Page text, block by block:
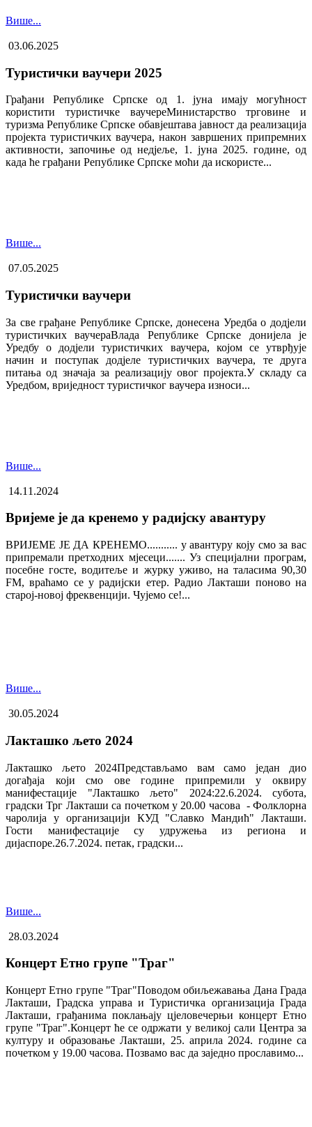
Више...
03.06.2025
Туристички ваучери 2025
Грађани Републике Српске од 1. јуна имају могућност
користити туристичке ваучере​Министарство трговине и
туризма Републике Српске обавјештава јавност да реализација
пројекта туристичких ваучера, након завршених припремних
активности, започиње од недјеље, 1. јуна 2025. године, од
када ће грађани Републике Српске моћи да искористе...
Више...
07.05.2025
Туристички ваучери
За све грађане Републике Српске, донесена Уредба о додјели
туристичких ваучера​Влада Републике Српске донијела је
Уредбу о додјели туристичких ваучера, којом се утврђује
начин и поступак додјеле туристичких ваучера, те друга
питања од значаја за реализацију овог пројекта.У складу са
Уредбом, вриједност туристичког ваучера износи...
Више...
14.11.2024
Вријеме је да кренемо у радијску авантуру
ВРИЈЕМЕ ЈЕ ДА КРЕНЕМО........... у авантуру коју смо за вас
припремали претходних мјесеци....... Уз специјални програм,
посебне госте, водитеље и журку уживо, на таласима 90,30
FM, враћамо се у радијски етер. Радио Лакташи поново на
старој-новој фреквенцији. Чујемо се!...
Више...
30.05.2024
Лакташко љето 2024
Лакташко љето 2024Представљамо вам само један дио
догађаја који смо ове године припремили у оквиру
манифестације "Лакташко љето" 2024:22.6.2024. субота,
градски Трг Лакташи са почетком у 20.00 часова - Фолклорна
чаролија у организацији КУД "Славко Мандић" Лакташи.
Гости манифестације су удружења из региона и
дијаспоре.26.7.2024. петак, градски...
Више...
28.03.2024
Концерт Етно групе "Траг"
Концерт Етно групе "Траг"Поводом обиљежавања Дана Града
Лакташи, Градска управа и Туристичка организација Града
Лакташи, грађанима поклањају цјеловечерњи концерт Етно
групе "Траг".Концерт ће се одржати у великој сали Центра за
културу и образовање Лакташи, 25. априла 2024. године са
почетком у 19.00 часова. Позвамо вас да заједно прославимо...